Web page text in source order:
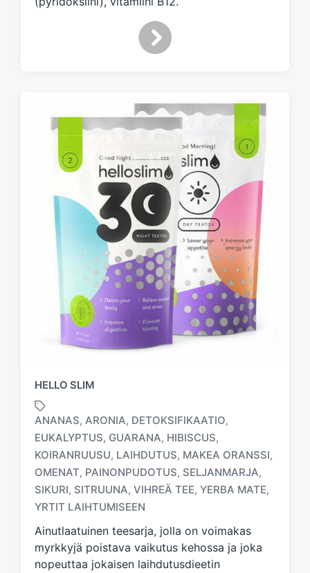
HELLO SLIM
a
g
g
d
w
i
ANANAS, ARONIA, DETOKSIFIKAATIO,
EUKALYPTUS, GUARANA, HIBISCUS,
KOIRANRUUSU, LAIHDUTUS, MAKEA ORANSSI,
OMENAT, PAINONPUDOTUS, SELJANMARJA,
SIKURI, SITRUUNA, VIHREÄ TEE, YERBA MATE,
YRTIT LAIHTUMISEEN
Ainutlaatuinen teesarja, jolla on voimakas
myrkkyjä poistava vaikutus kehossa ja joka
nopeuttaa jokaisen laihdutusdieetin